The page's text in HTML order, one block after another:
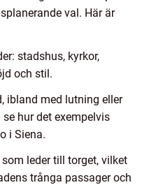
val. Här är
stadshus, kyrkor,
och stil.
ibland med lutning eller
hur det exempelvis
i Siena.
leder till torget, vilket
trånga passager och